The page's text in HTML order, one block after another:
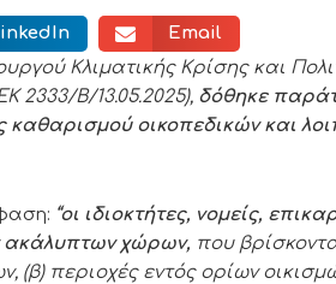
Email
Κλιματικής Κρίσης και
2333/Β/13.05.2025), δόθηκε
καθαρισμού οικοπεδικών και
“οι ιδιοκτήτες, νομείς,
ακάλυπτων χώρων, που
(β) περιοχές εντός ορίων